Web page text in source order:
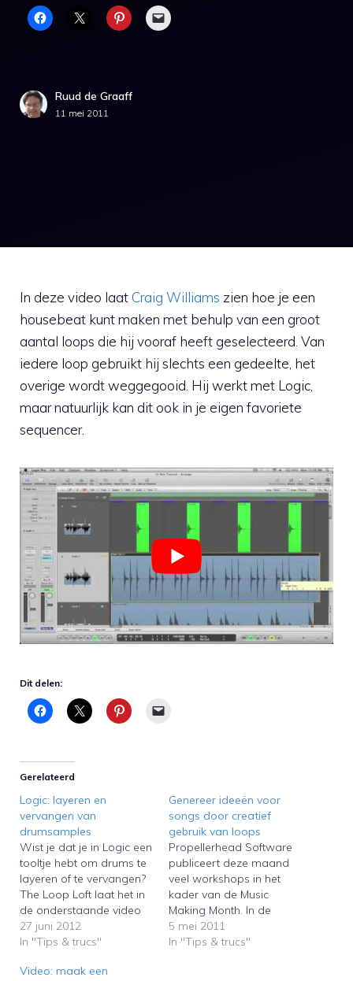
Ruud de Graaff
11 mei 2011
In deze video laat Craig Williams zien hoe je een
housebeat kunt maken met behulp van een groot
aantal loops die hij vooraf heeft geselecteerd. Van
iedere loop gebruikt hij slechts een gedeelte, het
overige wordt weggegooid. Hij werkt met Logic,
maar natuurlijk kan dit ook in je eigen favoriete
sequencer.
Dit delen:
Gerelateerd
Logic: layeren en
vervangen van
drumsamples
Wist je dat je in Logic een
tooltje hebt om drums te
layeren of te vervangen?
The Loop Loft laat het in
de onderstaande video
zien. Gebruikers van
andere sequencers zullen
en Steven Slate Drum
27 juni 2012
In "Tips & trucs"
Genereer ideeën voor
songs door creatief
gebruik van loops
Propellerhead Software
publiceert deze maand
veel workshops in het
kader van de Music
Making Month. In de
onderstaande video laat
productspecialist Mattias
5 mei 2011
In "Tips & trucs"
Video: maak een